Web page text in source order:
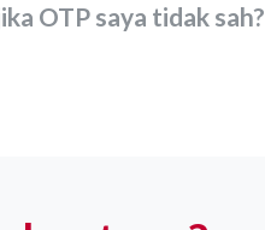
OTP saya tidak sah?